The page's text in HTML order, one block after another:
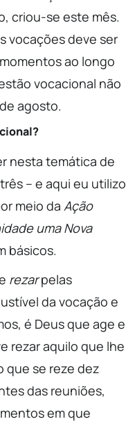
criou-se este mês.
vocações deve ser
ao longo
vocacional não
agosto.
nesta temática de
– e aqui eu utilizo
meio da Ação
uma Nova
básicos.
rezarpelas
da vocação e
é Deus que age e
rezar aquilo que lhe
que se reze dez
das reuniões,
em que